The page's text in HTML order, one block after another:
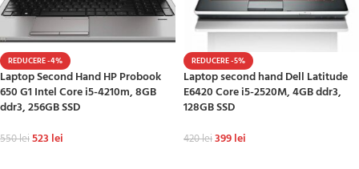
REDUCERE -4%
Laptop Second Hand HP Probook
650 G1 Intel Core i5-4210m, 8GB
ddr3, 256GB SSD
550lei523 lei
REDUCERE -5%
Laptop second hand Dell Latitude
E6420 Core i5-2520M, 4GB ddr3,
128GB SSD
420lei399lei